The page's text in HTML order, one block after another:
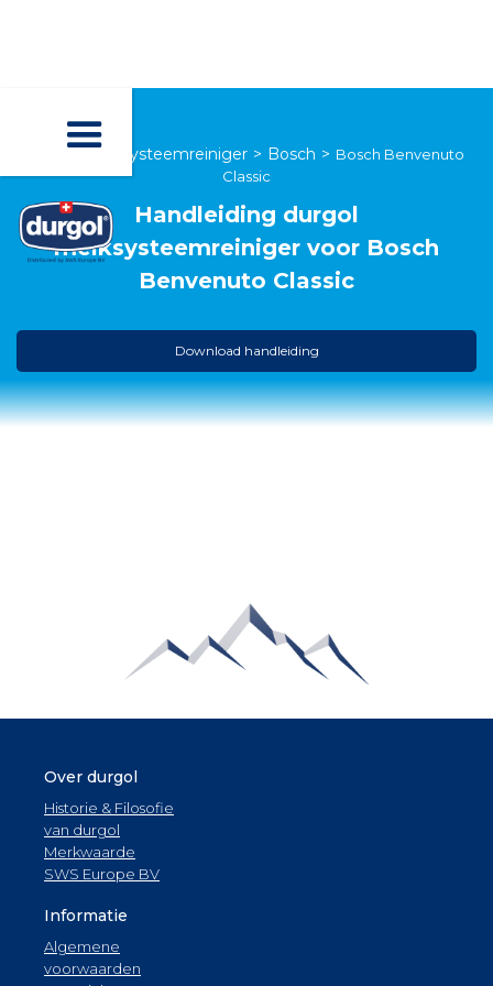
durgol melksysteemreiniger > Bosch > Bosch Benvenuto
Classic
Handleiding durgol
melksysteemreiniger voor Bosch
Benvenuto Classic
Download handleiding
Over durgol
Historie & Filosofie
van durgol
Merkwaarde
SWS Europe BV
Informatie
Algemene
voorwaarden